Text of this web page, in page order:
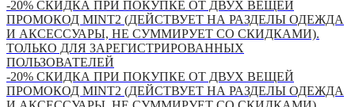
-20% СКИДКА ПРИ ПОКУПКЕ ОТ ДВУХ ВЕЩЕЙ
ПРОМОКОД MINT2 (ДЕЙСТВУЕТ НА РАЗДЕЛЫ ОДЕЖДА
И АКСЕССУАРЫ, НЕ СУММИРУЕТ СО СКИДКАМИ).
ТОЛЬКО ДЛЯ ЗАРЕГИСТРИРОВАННЫХ
ПОЛЬЗОВАТЕЛЕЙ
-20% СКИДКА ПРИ ПОКУПКЕ ОТ ДВУХ ВЕЩЕЙ
ПРОМОКОД MINT2 (ДЕЙСТВУЕТ НА РАЗДЕЛЫ ОДЕЖДА